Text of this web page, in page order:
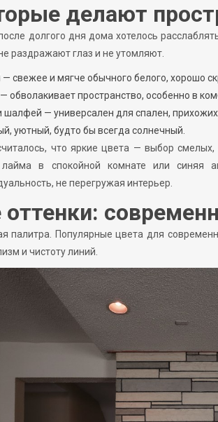
делают
долгого дня дома хотелось
раздражают глаз и не утомляют.
свежее и мягче обычного белого, хорошо
обволакивает пространство, особенно в
шалфей — универсален для спален,
уютный, будто бы всегда солнечный.
что яркие цвета — выбор
лайма в спокойной комнате или синяя
не перегружая интерьер.
палитра. Популярные цвета для
и чистоту линий.